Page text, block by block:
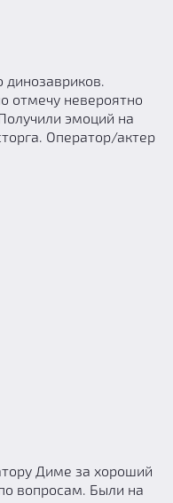
отмечу невероятно
эмоций на
Оператор/актер
Диме за хороший
вопросам. Были на